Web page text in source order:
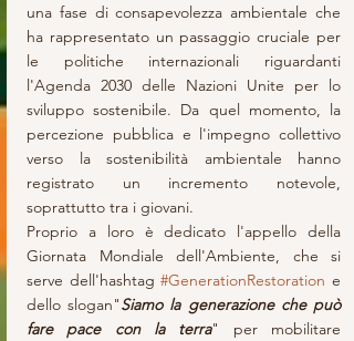
una fase di consapevolezza ambientale che
ha rappresentato un passaggio cruciale per
le politiche internazionali riguardanti
l'Agenda 2030 delle Nazioni Unite per lo
sviluppo sostenibile. Da quel momento, la
percezione pubblica e l'impegno collettivo
verso la sostenibilità ambientale hanno
registrato un incremento notevole,
soprattutto tra i giovani.
Proprio a loro è dedicato l'appello della
Giornata Mondiale dell'Ambiente, che si
serve dell'hashtag #GenerationRestoration e
dello slogan"Siamo la generazione che può
fare pace con la terra" per mobilitare